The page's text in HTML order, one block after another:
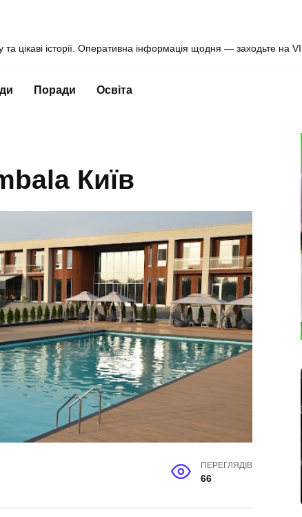
та цікаві історії. Оперативна інформація щодня — заходьте на
Поради Освіта
Київ
ПЕРЕГЛЯДІВ
66